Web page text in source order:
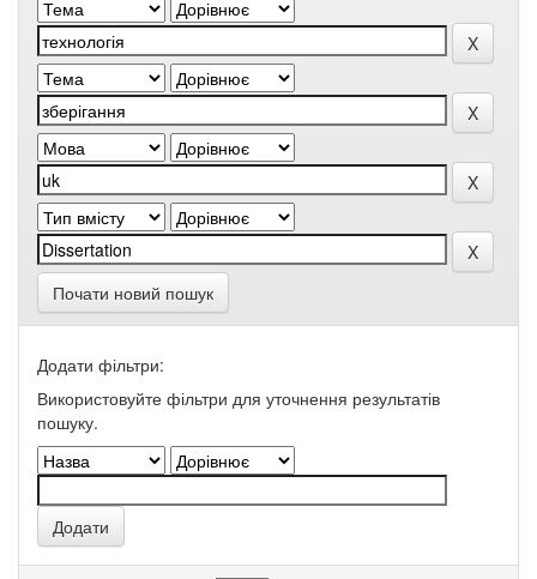
Почати новий пошук
Додати фільтри:
Використовуйте фільтри для уточнення результатів
пошуку.